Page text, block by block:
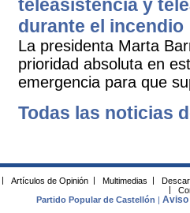
teleasistencia y
durante el incendio
La presidenta Marta
prioridad absoluta en
emergencia para que
Todas las noticias
Artículos de Opinión Multimedias
Partido Popular de Castellón
|Aviso